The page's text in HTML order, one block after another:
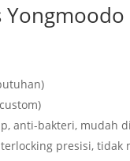
anti-bakteri, mudah
presisi, tidak